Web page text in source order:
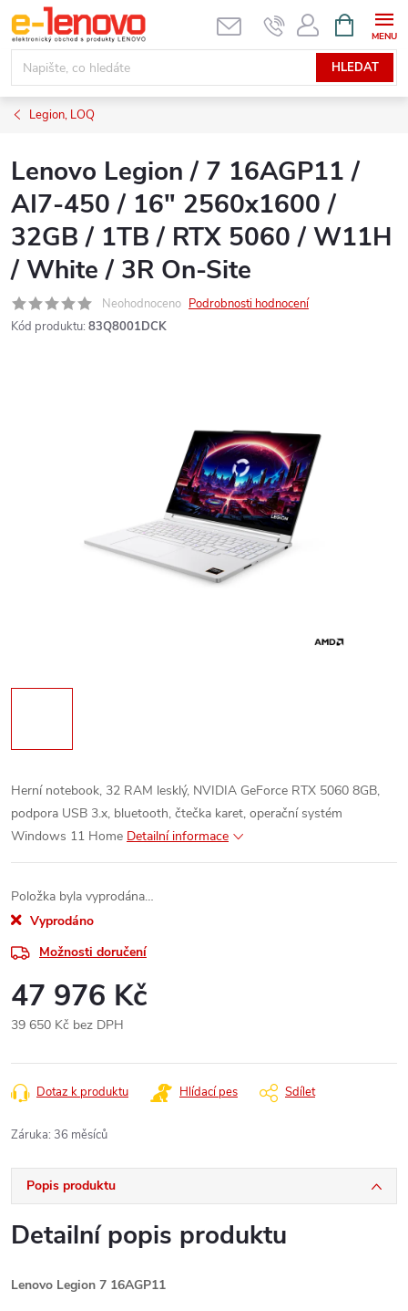
Přejít
na
obsah
HLEDAT
NÁKUPNÍ
KOŠÍK
Legion, LOQ
Lenovo Legion / 7 16AGP11 /
AI7-450 / 16" 2560x1600 /
32GB / 1TB / RTX 5060 / W11H
/ White / 3R On-Site
Neohodnoceno Podrobnosti hodnocení
Kód produktu: 83Q8001DCK
Herní notebook, 32 RAM lesklý, NVIDIA GeForce RTX 5060 8GB,
podpora USB 3.x, bluetooth, čtečka karet, operační systém
Windows 11 Home Detailní informace
Položka byla vyprodána…
Vyprodáno
Možnosti doručení
47 976 Kč
39 650 Kč bez DPH
cena:
Dotaz k produktu Hlídací pes Sdílet
Záruka: 36 měsíců
Popis produktu
Detailní popis produktu
Lenovo Legion 7 16AGP11